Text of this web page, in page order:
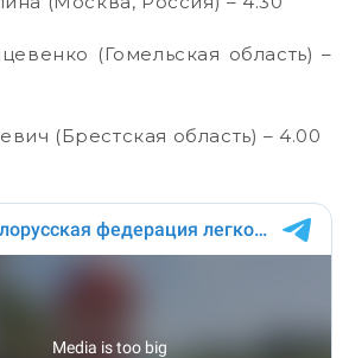
(Гомельская область) –
(Брестская область) – 4.00